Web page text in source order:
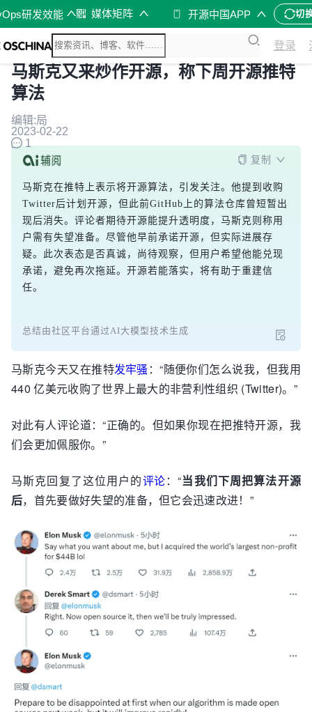
研发效能 媒体矩阵 开源中国APP 切
登录
马斯克又来炒作开源，称下周开源推特
算法
编辑:局
2023-02-22
1
复制
马斯克在推特上表示将开源算法，引发关注。他提到收购
Twitter后计划开源，但此前GitHub上的算法仓库曾短暂出
现后消失。评论者期待开源能提升透明度，马斯克则称用
户需有失望准备。尽管他早前承诺开源，但实际进展存
疑。此次表态是否真诚，尚待观察，但用户希望他能兑现
承诺，避免再次拖延。开源若能落实，将有助于重建信
任。
总结由社区平台通过AI大模型技术生成
马斯克今天又在推特发牢骚：“随便你们怎么说我，但我用
440 亿美元收购了世界上最大的非营利性组织 (Twitter)。”
对此有人评论道：“正确的。但如果你现在把推特开源，我
们会更加佩服你。”
马斯克回复了这位用户的评论：“当我们下周把算法开源
后，首先要做好失望的准备，但它会迅速改进！”